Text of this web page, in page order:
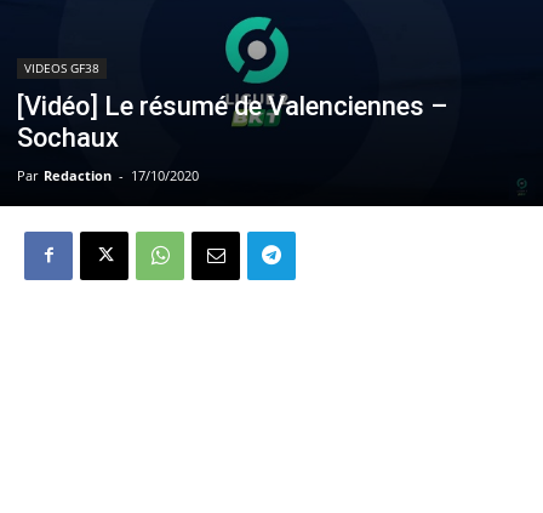
VIDEOS GF38
[Vidéo] Le résumé de Valenciennes –
Sochaux
Par Redaction - 17/10/2020